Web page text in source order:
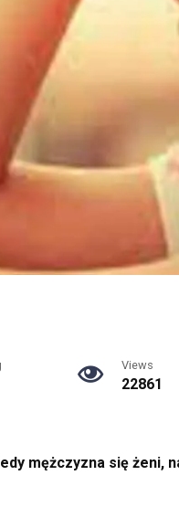
Views
22861
mężczyzna się żeni,